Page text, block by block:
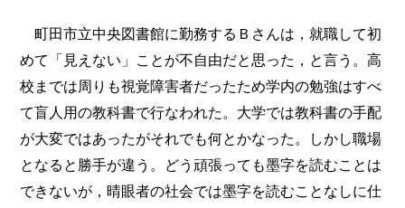
町田市立中央図書館に勤務するＢさんは，就職して初
めて「見えない」ことが不自由だと思った，と言う。高
校までは周りも視覚障害者だったため学内の勉強はすべ
て盲人用の教科書で行なわれた。大学では教科書の手配
が大変ではあったがそれでも何とかなった。しかし職場
となると勝手が違う。どう頑張っても墨字を読むことは
できないが，晴眼者の社会では墨字を読むことなしに仕